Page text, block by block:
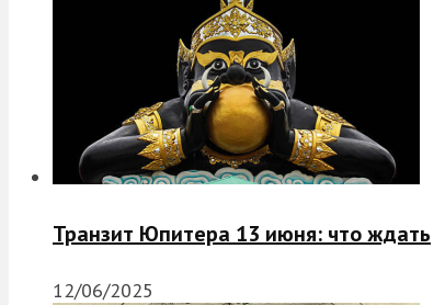
Транзит Юпитера 13 июня: что ждать
12/06/2025